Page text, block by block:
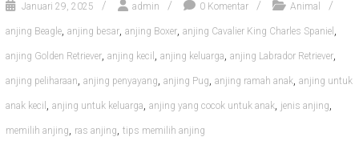
Januari 29, 2025 admin 0 Komentar Animal
anjing Beagle, anjing besar, anjing Boxer, anjing Cavalier King Charles Spaniel ,
anjing Golden Retriever, anjing kecil , anjing keluarga, anjing Labrador Retriever,
anjing peliharaan, anjing penyayang, anjing Pug, anjing ramah anak, anjing untuk
anak kecil , anjing untuk keluarga, anjing yang cocok untuk anak, jenis anjing,
memilih anjing, ras anjing, tips memilih anjing